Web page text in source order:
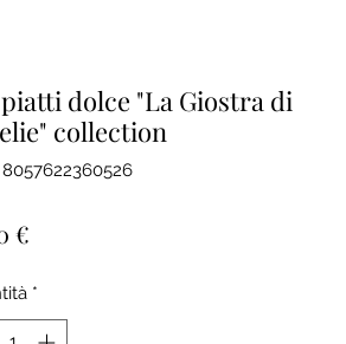
dolce "La Giostra di
collection
8057622360526
€
*